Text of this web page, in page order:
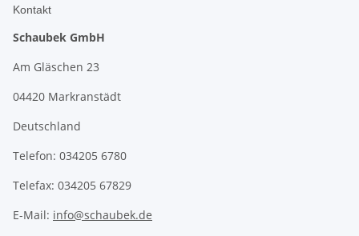
Kontakt
Schaubek GmbH
Am Gläschen 23
04420 Markranstädt
Deutschland
Telefon: 034205 6780
Telefax: 034205 67829
E-Mail: info@schaubek.de